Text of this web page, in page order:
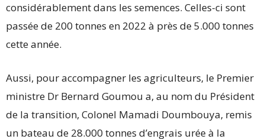
considérablement dans les semences. Celles-ci sont
passée de 200 tonnes en 2022 à près de 5.000 tonnes
cette année.
Aussi, pour accompagner les agriculteurs, le Premier
ministre Dr Bernard Goumou a, au nom du Président
de la transition, Colonel Mamadi Doumbouya, remis
un bateau de 28.000 tonnes d’engrais urée à la